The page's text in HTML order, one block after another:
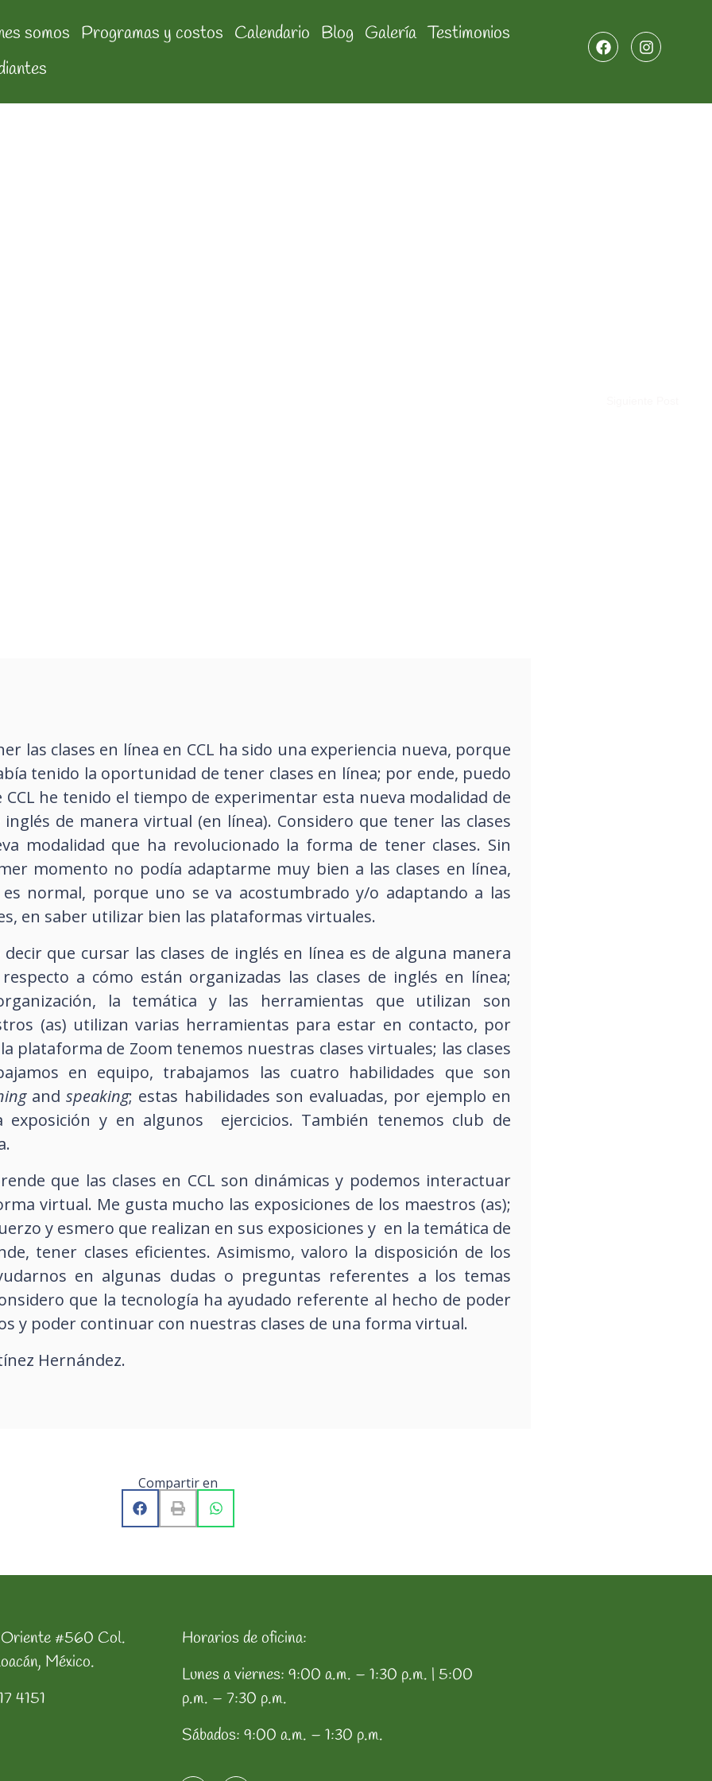
somos Programas y costos Calendario Blog Galería Testimonios
las clases en línea en CCL ha sido una experiencia nueva, porque
tenido la oportunidad de tener clases en línea; por ende, puedo
CCL he tenido el tiempo de experimentar esta nueva modalidad de
de manera virtual (en línea). Considero que tener las clases
modalidad que ha revolucionado la forma de tener clases. Sin
momento no podía adaptarme muy bien a las clases en línea,
normal, porque uno se va acostumbrado y/o adaptando a las
en saber utilizar bien las plataformas virtuales.
que cursar las clases de inglés en línea es de alguna manera
a cómo están organizadas las clases de inglés en línea;
la temática y las herramientas que utilizan son
(as) utilizan varias herramientas para estar en contacto, por
plataforma de Zoom tenemos nuestras clases virtuales; las clases
en equipo, trabajamos las cuatro habilidades que son
andspeaking; estas habilidades son evaluadas, por ejemplo en
exposición y en algunos ejercicios. También tenemos club de
que las clases en CCL son dinámicas y podemos interactuar
virtual. Me gusta mucho las exposiciones de los maestros (as);
y esmero que realizan en sus exposiciones y en la temática de
tener clases eficientes. Asimismo, valoro la disposición de los
en algunas dudas o preguntas referentes a los temas
que la tecnología ha ayudado referente al hecho de poder
y poder continuar con nuestras clases de una forma virtual.
Hernández.
Compartir en
#560 Col.
México.
4151
Horarios de oficina:
Lunes a viernes: 9:00 a.m. – 1:30 p.m. | 5:00
p.m. – 7:30 p.m.
Sábados: 9:00 a.m. – 1:30 p.m.